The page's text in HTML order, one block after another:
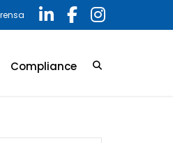
Compliance